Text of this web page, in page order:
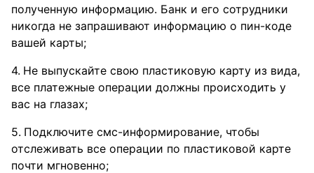
полученную информацию. Банк и его сотрудники
никогда не запрашивают информацию о пин-коде
вашей карты;
Не выпускайте свою пластиковую карту из вида,
все платежные операции должны происходить у
вас на глазах;
Подключите смс-информирование, чтобы
отслеживать все операции по пластиковой карте
почти мгновенно;